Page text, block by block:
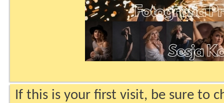
If this is your first visit, be sure to